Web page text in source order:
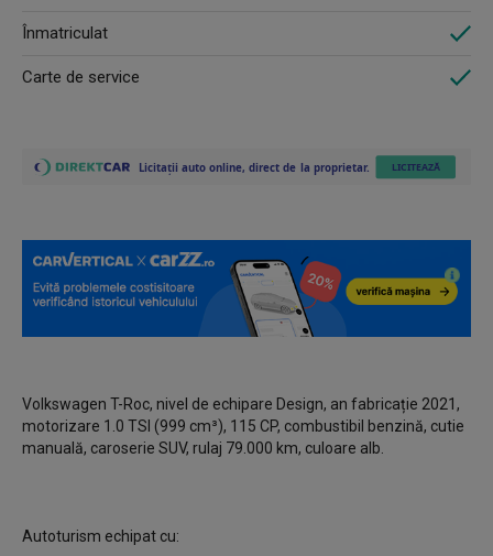
Înmatriculat
Carte de service
Volkswagen T-Roc, nivel de echipare Design, an fabricație 2021,
motorizare 1.0 TSI (999 cm³), 115 CP, combustibil benzină, cutie
manuală, caroserie SUV, rulaj 79.000 km, culoare alb.
Autoturism echipat cu: